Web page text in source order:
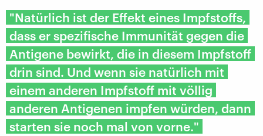
"Natürlich ist der Effekt eines Impfstoffs,
dass er spezifische Immunität gegen die
Antigene bewirkt, die in diesem Impfstoff
drin sind. Und wenn sie natürlich mit
einem anderen Impfstoff mit völlig
anderen Antigenen impfen würden, dann
starten sie noch mal von vorne."